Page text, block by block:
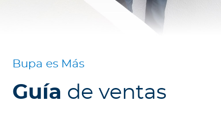
Reembolsos en el
extranjero
Bupa es Más
Guía de ventas